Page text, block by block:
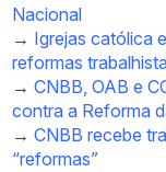
Nacional
→ Igrejas católica
reformas
→CNBB, OAB e
contra a Reforma
→CNBB recebe
“reformas”